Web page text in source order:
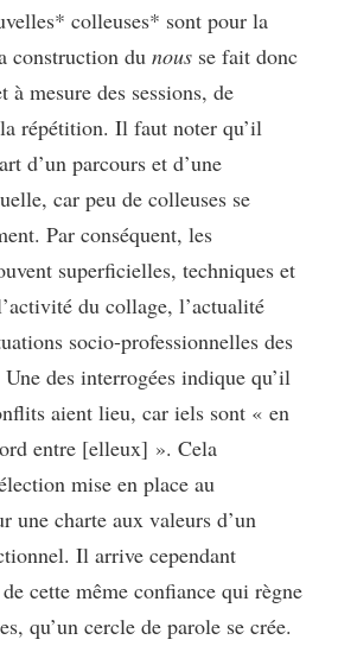
colleuses* sont pour la
construction du nous se fait donc
à mesure des sessions, de
répétition. Il faut noter qu’il
d’un parcours et d’une
car peu de colleuses se
Par conséquent, les
superficielles, techniques et
du collage, l’actualité
socio-professionnelles des
des interrogées indique qu’il
aient lieu, car iels sont « en
entre [elleux] ». Cela
mise en place au
une charte aux valeurs d’un
Il arrive cependant
cette même confiance qui règne
qu’un cercle de parole se crée.